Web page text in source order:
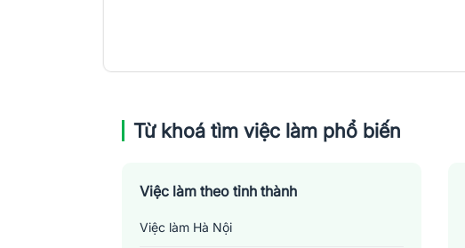
Từ khoá tìm việc làm phổ biến
Việc làm theo tỉnh thành
Việc làm Hà Nội